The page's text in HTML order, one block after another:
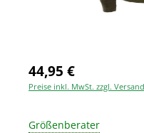
44,95 €
Preise inkl. MwSt. zzgl.
Größenberater